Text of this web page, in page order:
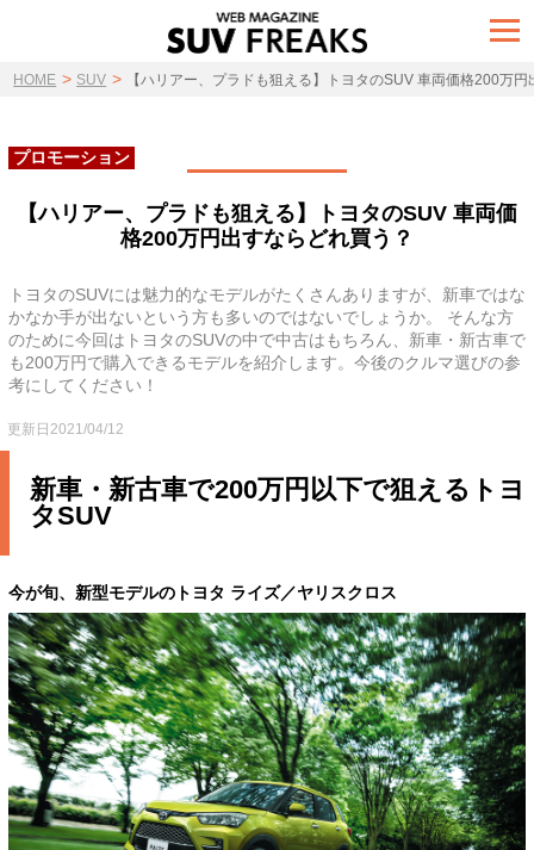
t
o
g
g
a
n
HOME > SUV > 【ハリアー、プラドも狙える】トヨタのSUV 車両価格200万
プロモーション
【ハリアー、プラドも狙える】トヨタのSUV 車両価
格200万円出すならどれ買う？
トヨタのSUVには魅力的なモデルがたくさんありますが、新車ではな
かなか手が出ないという方も多いのではないでしょうか。 そんな方
のために今回はトヨタのSUVの中で中古はもちろん、新車・新古車で
も200万円で購入できるモデルを紹介します。今後のクルマ選びの参
考にしてください！
更新日2021/04/12
新車・新古車で200万円以下で狙えるトヨ
タSUV
今が旬、新型モデルのトヨタ ライズ／ヤリスクロス